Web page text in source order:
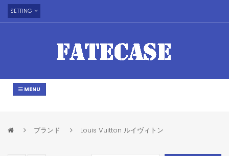
SETTING
MENU
ブランド Louis Vuitton ルイヴィトン